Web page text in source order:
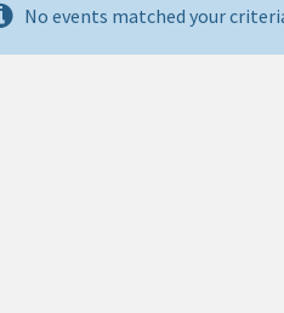
No events matched your